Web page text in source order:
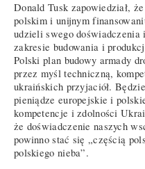
Donald Tusk zapowiedział,
polskim i unijnym
udzieli swego doświadczenia
zakresie budowania i
Polski plan budowy armady
przez myśl techniczną,
ukraińskich przyjaciół.
pieniądze europejskie i
kompetencje i zdolności
że doświadczenie naszych
powinno stać się „częścią
polskiego nieba”.